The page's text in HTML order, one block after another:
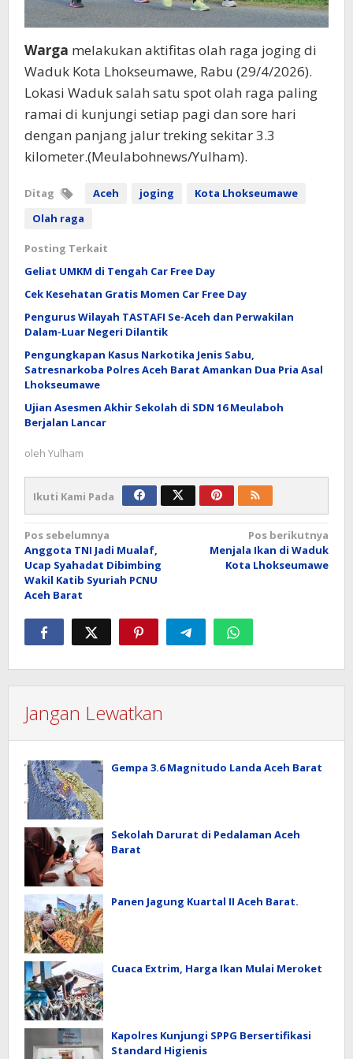
Warga melakukan aktifitas olah raga joging di
Waduk Kota Lhokseumawe, Rabu (29/4/2026).
Lokasi Waduk salah satu spot olah raga paling
ramai di kunjungi setiap pagi dan sore hari
dengan panjang jalur treking sekitar 3.3
kilometer.(Meulabohnews/Yulham).
Ditag Aceh joging
Kota Lhokseumawe
Olah raga
Posting Terkait
Geliat UMKM di Tengah Car Free Day
Cek Kesehatan Gratis Momen Car Free Day
Pengurus Wilayah TASTAFI Se-Aceh dan Perwakilan
Dalam-Luar Negeri Dilantik
Pengungkapan Kasus Narkotika Jenis Sabu,
Satresnarkoba Polres Aceh Barat Amankan Dua Pria Asal
Lhokseumawe
Ujian Asesmen Akhir Sekolah di SDN 16 Meulaboh
Berjalan Lancar
oleh Yulham
Ikuti Kami Pada
Navigasi
pos
Pos sebelumnya
Anggota TNI Jadi Mualaf,
Ucap Syahadat Dibimbing
Wakil Katib Syuriah PCNU
Aceh Barat
Pos berikutnya
Menjala Ikan di Waduk
Kota Lhokseumawe
Jangan Lewatkan
Gempa 3.6 Magnitudo Landa Aceh Barat
Sekolah Darurat di Pedalaman Aceh
Barat
Panen Jagung Kuartal II Aceh Barat.
Cuaca Extrim, Harga Ikan Mulai Meroket
Kapolres Kunjungi SPPG Bersertifikasi
Standard Higienis